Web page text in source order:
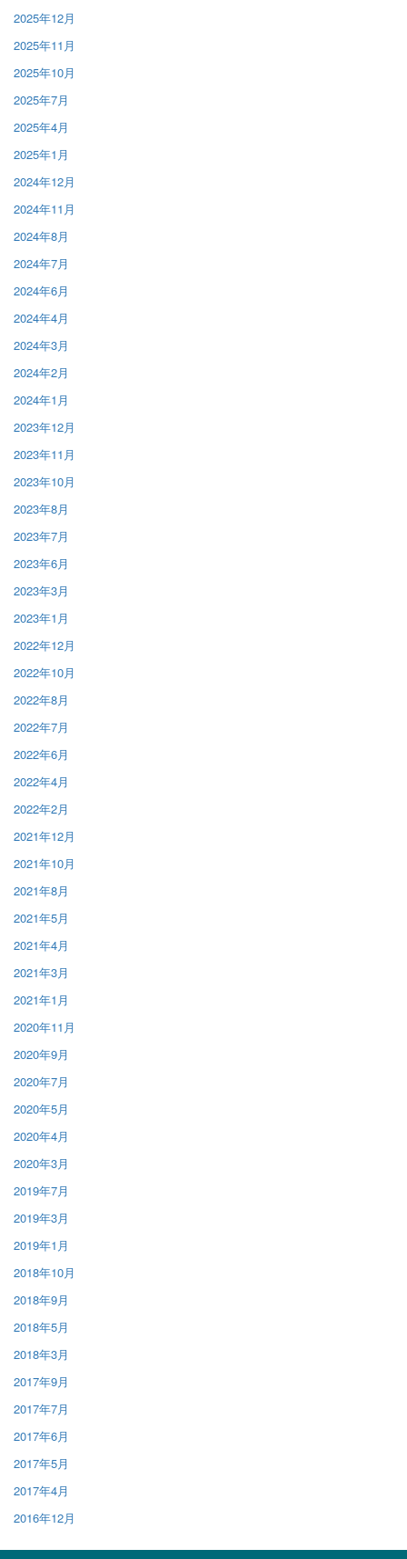
2025年12月
2025年11月
2025年10月
2025年7月
2025年4月
2025年1月
2024年12月
2024年11月
2024年8月
2024年7月
2024年6月
2024年4月
2024年3月
2024年2月
2024年1月
2023年12月
2023年11月
2023年10月
2023年8月
2023年7月
2023年6月
2023年3月
2023年1月
2022年12月
2022年10月
2022年8月
2022年7月
2022年6月
2022年4月
2022年2月
2021年12月
2021年10月
2021年8月
2021年5月
2021年4月
2021年3月
2021年1月
2020年11月
2020年9月
2020年7月
2020年5月
2020年4月
2020年3月
2019年7月
2019年3月
2019年1月
2018年10月
2018年9月
2018年5月
2018年3月
2017年9月
2017年7月
2017年6月
2017年5月
2017年4月
2016年12月